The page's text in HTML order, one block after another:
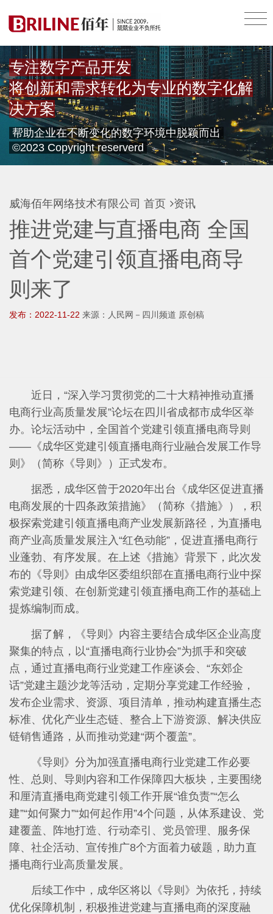
专注数字产品开发
将创新和需求转化为专业的数字化解
决方案
帮助企业在不断变化的数字环境中脱颖而出
©2023 Copyright reserverd
威海佰年网络技术有限公司 首页 资讯
推进党建与直播电商 全国
首个党建引领直播电商导
则来了
发布：2022-11-22 来源：人民网－四川频道 原创稿
近日，“深入学习贯彻党的二十大精神推动直播
电商行业高质量发展”论坛在四川省成都市成华区举
办。论坛活动中，全国首个党建引领直播电商导则
——《成华区党建引领直播电商行业融合发展工作导
则》（简称《导则》）正式发布。
据悉，成华区曾于2020年出台《成华区促进直播
电商发展的十四条政策措施》（简称《措施》），积
极探索党建引领直播电商产业发展新路径，为直播电
商产业高质量发展注入“红色动能”，促进直播电商行
业蓬勃、有序发展。在上述《措施》背景下，此次发
布的《导则》由成华区委组织部在直播电商行业中探
索党建引领、在创新党建引领直播电商工作的基础上
提炼编制而成。
据了解，《导则》内容主要结合成华区企业高度
聚集的特点，以“直播电商行业协会”为抓手和突破
点，通过直播电商行业党建工作座谈会、“东郊企
话”党建主题沙龙等活动，定期分享党建工作经验，
发布企业需求、资源、项目清单，推动构建直播生态
标准、优化产业生态链、整合上下游资源、解决供应
链销售通路，从而推动党建“两个覆盖”。
《导则》分为加强直播电商行业党建工作必要
性、总则、导则内容和工作保障四大板块，主要围绕
和厘清直播电商党建引领工作开展“谁负责”“怎么
建”“如何聚力”“如何起作用”4个问题，从体系建设、党
建覆盖、阵地打造、行动牵引、党员管理、服务保
障、社企活动、宣传推广8个方面着力破题，助力直
播电商行业高质量发展。
后续工作中，成华区将以《导则》为依托，持续
优化保障机制，积极推进党建与直播电商的深度融